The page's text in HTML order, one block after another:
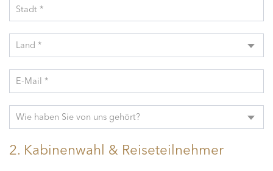
Stadt *
Land *
E-Mail *
Wie haben Sie von uns gehört?
2. Kabinenwahl & Reiseteilnehmer